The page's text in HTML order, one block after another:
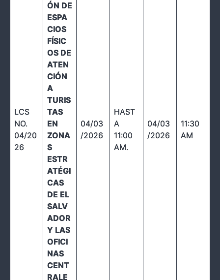
LCS
NO.
04/20
26
ÓN DE
ESPA
CIOS
FÍSIC
OS DE
ATEN
CIÓN
A
TURIS
TAS
EN
ZONA
S
ESTR
ATÉGI
CAS
DE EL
SALV
ADOR
Y LAS
OFICI
NAS
CENT
RALE
04/03
/2026
HAST
A
11:00
AM.
04/03
/2026
11:30
AM